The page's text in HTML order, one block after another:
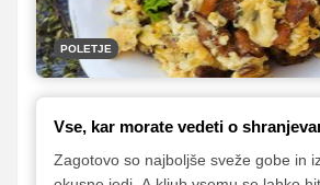
POLETJE
Vse, kar morate vedeti o
Zagotovo so najboljše sveže gobe in